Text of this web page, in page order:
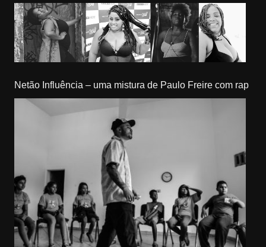
Netão Influência – uma mistura de Paulo Freire com rap